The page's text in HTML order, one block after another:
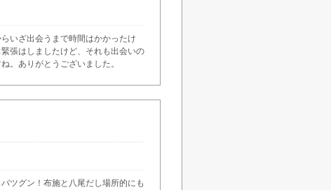
いざ出会うまで時間はかかったけ
張はしましたけど、それも出会いの
。ありがとうございました。
ツグン！布施と八尾だし場所的にも